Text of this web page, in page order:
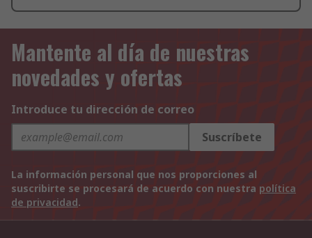
Mantente al día de nuestras
novedades y ofertas
Introduce tu dirección de correo
Suscríbete
La información personal que nos proporciones al
suscribirte se procesará de acuerdo con nuestra política
de privacidad.